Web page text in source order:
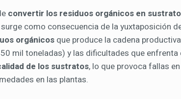
convertir los residuos orgánicos en
como consecuencia de la yuxtaposición
orgánicos que produce la cadena
mil toneladas) y las dificultades que
de los sustratos, lo que provoca fallas
en las plantas.